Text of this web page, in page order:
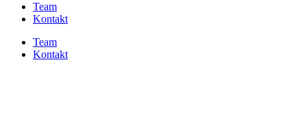
Team
Kontakt
Team
Kontakt